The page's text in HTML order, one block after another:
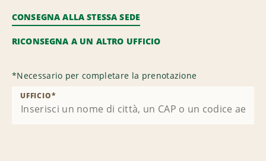
CONSEGNA ALLA STESSA SEDE
RICONSEGNA A UN ALTRO UFFICIO
*Necessario per completare la prenotazione
UFFICIO*